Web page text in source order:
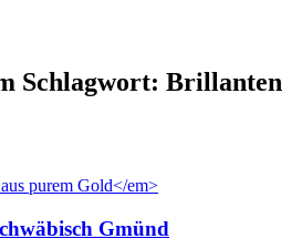
Schlagwort: Brillanten
Gmünd